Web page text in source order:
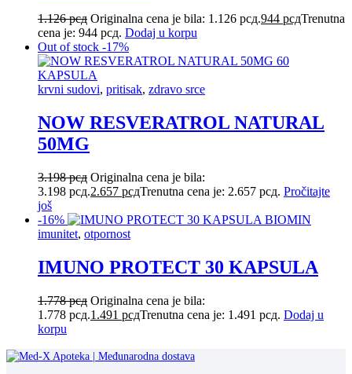
1.126рсд Originalna cena je bila: 1.126 рсд.944 рсдTrenutna
cena je: 944 рсд. Dodaj u korpu
Out of stock -17%
krvni sudovi, pritisak, zdravo srce
NOW RESVERATROL NATURAL
50MG
3.198рсд Originalna cena je bila:
3.198 рсд.2.657 рсдTrenutna cena je: 2.657 рсд. Pročitajte
još
-16%
imunitet, otpornost
IMUNO PROTECT 30 KAPSULA
1.778рсд Originalna cena je bila:
1.778 рсд.1.491 рсдTrenutna cena je: 1.491 рсд. Dodaj u
korpu